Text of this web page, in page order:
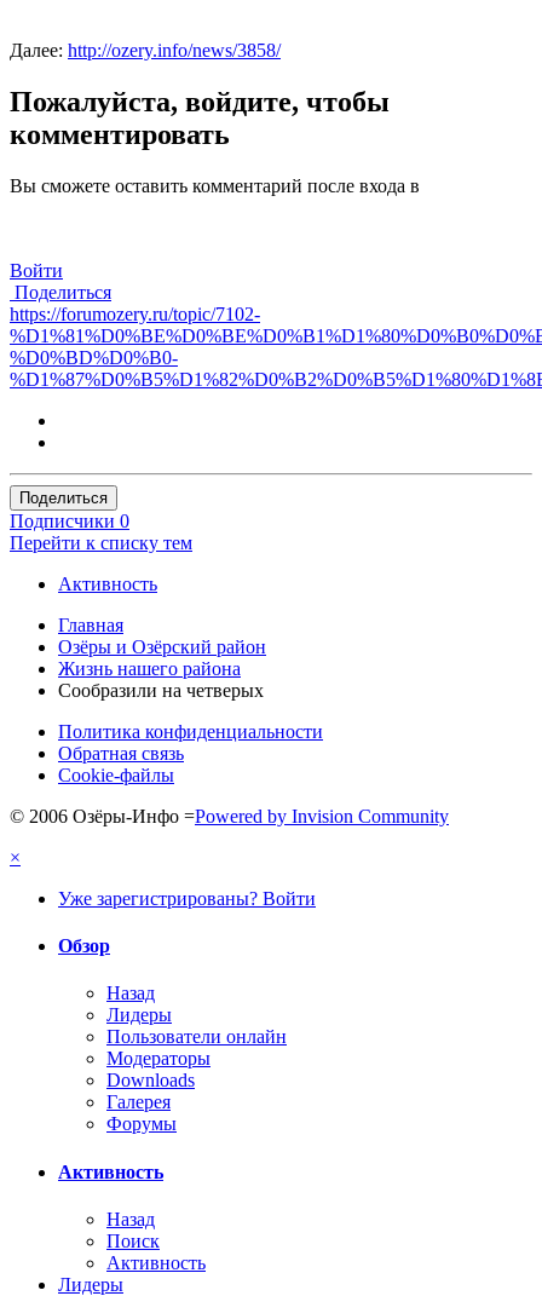
Далее: http://ozery.info/news/3858/
Пожалуйста, войдите, чтобы
комментировать
Вы сможете оставить комментарий после входа в
Войти
Поделиться
https://forumozery.ru/topic/7102-
%D0%BD%D0%B0-
Поделиться
Подписчики 0
Перейти к списку тем
Активность
Главная
Озёры и Озёрский район
Жизнь нашего района
Сообразили на четверых
Политика конфиденциальности
Обратная связь
Cookie-файлы
© 2006 Озёры-Инфо =Powered by Invision Community
×
Уже зарегистрированы? Войти
Обзор
Назад
Лидеры
Пользователи онлайн
Модераторы
Downloads
Галерея
Форумы
Активность
Назад
Поиск
Активность
Лидеры